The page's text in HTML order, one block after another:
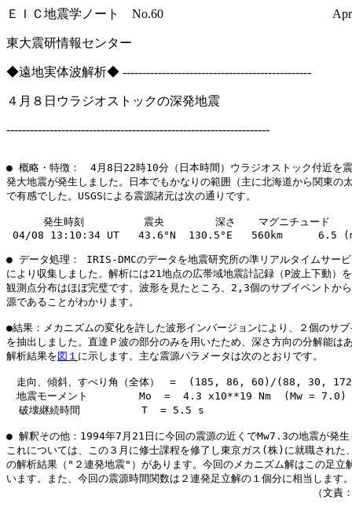
ＥＩＣ地震学ノート No.60 Apr.
東大震研情報センター
◆遠地実体波解析◆ ------------------------------------------------
４月８日ウラジオストックの深発地震
-------------------------------------------------------------------
● 概略・特徴：　4月8日22時10分（日本時間）ウラジオストック付近を
発大地震が発生しました。日本でもかなりの範囲（主に北海道から関東の
で有感でした。USGSによる震源諸元は次の通りです。
発生時刻　　　  　 震央　　　　　深さ　  マグニチュード
04/08 13:10:34 UT   43.6°N  130.5°E   560km　    6.5
● データ処理： IRIS-DMCのデータを地震研究所の準リアルタイムサ
により収集しました。解析には21地点の広帯域地震計記録（P波上下動）
観測点分布はほぼ完璧です。波形を見たところ、2,3個のサブイベントか
源であることがわかります。
●結果：メカニズムの変化を許した波形インバージョンにより、２個のサ
を抽出しました。直達Ｐ波の部分のみを用いたため、深さ方向の分解能は
解析結果を 図１ に示します。主な震源パラメータは次のとおりです。
走向、傾斜、すべり角（全体）　=  (185, 86, 60)/(88, 30,
地震モーメント　　　　　Mo  =  4.3 x10**19 Nm  (Mw = 7.0)
  破壊継続時間　　　　　　T  = 5.5 s
● 解釈その他：1994年7月21日に今回の震源の近くでMw7.3の地震が発生
これについては、この３月に修士課程を修了し東京ガス(株)に就職された
の解析結果（"２連発地震"）があります。今回のメカニズム解はこの足立
います。また、今回の震源時間関数は２連発足立解の１個分に相当します